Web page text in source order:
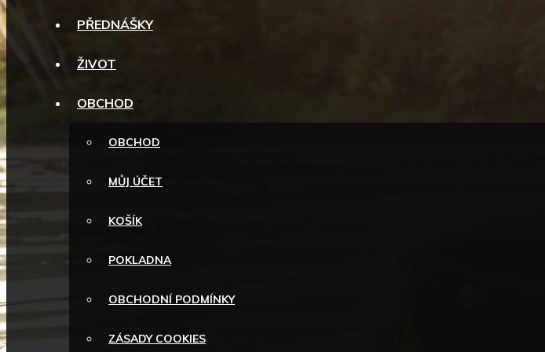
PŘEDNÁŠKY
ŽIVOT
OBCHOD
OBCHOD
MŮJ ÚČET
KOŠÍK
POKLADNA
OBCHODNÍ PODMÍNKY
ZÁSADY COOKIES